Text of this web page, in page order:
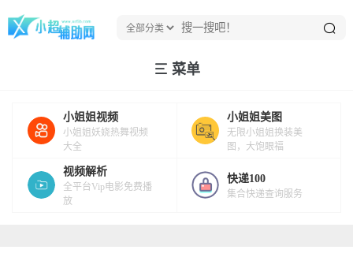
菜单
小姐姐视频
小姐姐妖娆热舞视频
大全
小姐姐美图
无限小姐姐换装美
图，大饱眼福
视频解析
全平台Vip电影免费播
放
快递100
集合快递查询服务